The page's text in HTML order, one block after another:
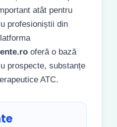
atât pentru
profesioniștii din
oferă o bază
prospecte, substanțe
ATC.